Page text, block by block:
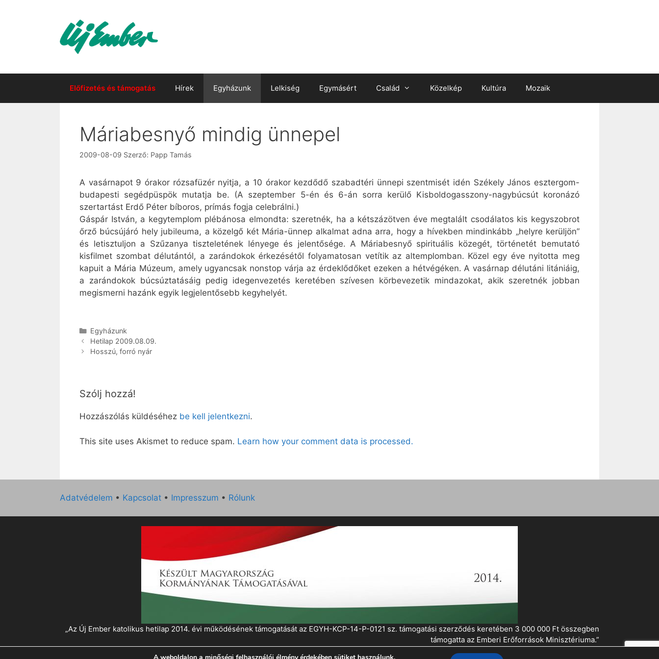
Előfizetés és támogatás Hírek Egyházunk Lelkiség Egymásért Család Közelkép Kultúra Mozaik
Máriabesnyő mindig ünnepel
2009-08-09 Szerző: Papp Tamás
A vasárnapot 9 órakor rózsafüzér nyitja, a 10 órakor kezdődő szabadtéri ünnepi szentmisét idén Székely János esztergom-
budapesti segédpüspök mutatja be. (A szeptember 5-én és 6-án sorra kerülő Kisboldogasszony-nagybúcsút koronázó
szertartást Erdő Péter bíboros, prímás fogja celebrálni.)
Gáspár István, a kegytemplom plébánosa elmondta: szeretnék, ha a kétszázötven éve megtalált csodálatos kis kegyszobrot
őrző búcsújáró hely jubileuma, a közelgő két Mária-ünnep alkalmat adna arra, hogy a hívekben mindinkább „helyre kerüljön”
és letisztuljon a Szűzanya tiszteletének lényege és jelentősége. A Máriabesnyő spirituális közegét, történetét bemutató
kisfilmet szombat délutántól, a zarándokok érkezésétől folyamatosan vetítik az altemplomban. Közel egy éve nyitotta meg
kapuit a Mária Múzeum, amely ugyancsak nonstop várja az érdeklődőket ezeken a hétvégéken. A vasárnap délutáni litániáig,
a zarándokok búcsúztatásáig pedig idegenvezetés keretében szívesen körbevezetik mindazokat, akik szeretnék jobban
megismerni hazánk egyik legjelentősebb kegyhelyét.
Kategória
Egyházunk
Hetilap 2009.08.09.
Hosszú, forró nyár
Szólj hozzá!
Hozzászólás küldéséhez be kell jelentkezni.
This site uses Akismet to reduce spam. Learn how your comment data is processed.
Adatvédelem • Kapcsolat • Impresszum • Rólunk
„Az Új Ember katolikus hetilap 2014. évi működésének támogatását az EGYH-KCP-14-P-0121 sz. támogatási szerződés keretében 3 000 000 Ft összegben
támogatta az Emberi Erőforrások Minisztériuma.”